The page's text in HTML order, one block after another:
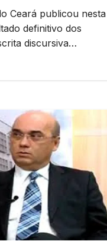
Ceará publicou nesta
definitivo dos
discursiva…